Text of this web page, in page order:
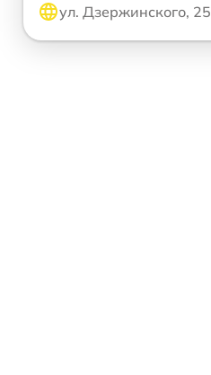
ул. Дзержинского, 25